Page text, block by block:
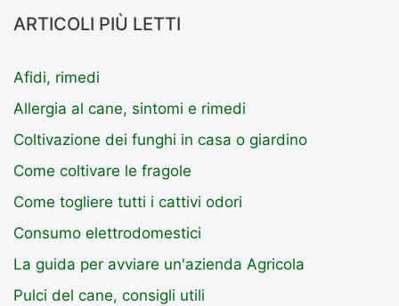
ARTICOLI PIÙ LETTI
Afidi, rimedi
Allergia al cane, sintomi e rimedi
Coltivazione dei funghi in casa o giardino
Come coltivare le fragole
Come togliere tutti i cattivi odori
Consumo elettrodomestici
La guida per avviare un'azienda Agricola
Pulci del cane, consigli utili